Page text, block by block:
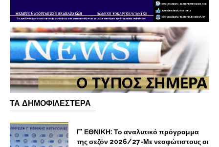
ΤΑ ΔΗΜΟΦΙΛΕΣΤΕΡΑ
Γ' ΕΘΝΙΚΗ: Το αναλυτικό πρόγραμμα
της σεζόν 2026/27-Με νεοφώτιστους οι